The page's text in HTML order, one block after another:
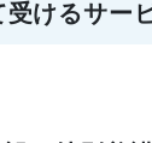
けるサー